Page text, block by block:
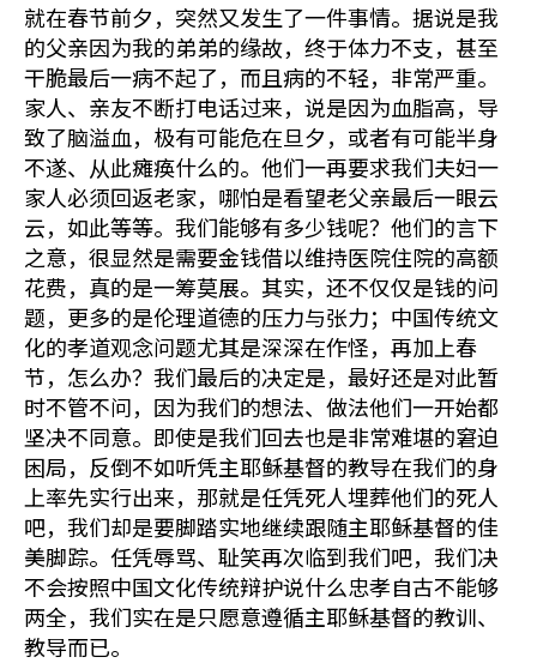
就在春节前夕，突然又发生了一件事情。据说是我
的父亲因为我的弟弟的缘故，终于体力不支，甚至
干脆最后一病不起了，而且病的不轻，非常严重。
家人、亲友不断打电话过来，说是因为血脂高，导
致了脑溢血，极有可能危在旦夕，或者有可能半身
不遂、从此瘫痪什么的。他们一再要求我们夫妇一
家人必须回返老家，哪怕是看望老父亲最后一眼云
云，如此等等。我们能够有多少钱呢？他们的言下
之意，很显然是需要金钱借以维持医院住院的高额
花费，真的是一筹莫展。其实，还不仅仅是钱的问
题，更多的是伦理道德的压力与张力；中国传统文
化的孝道观念问题尤其是深深在作怪，再加上春
节，怎么办？我们最后的决定是，最好还是对此暂
时不管不问，因为我们的想法、做法他们一开始都
坚决不同意。即使是我们回去也是非常难堪的窘迫
困局，反倒不如听凭主耶稣基督的教导在我们的身
上率先实行出来，那就是任凭死人埋葬他们的死人
吧，我们却是要脚踏实地继续跟随主耶稣基督的佳
美脚踪。任凭辱骂、耻笑再次临到我们吧，我们决
不会按照中国文化传统辩护说什么忠孝自古不能够
两全，我们实在是只愿意遵循主耶稣基督的教训、
教导而已。